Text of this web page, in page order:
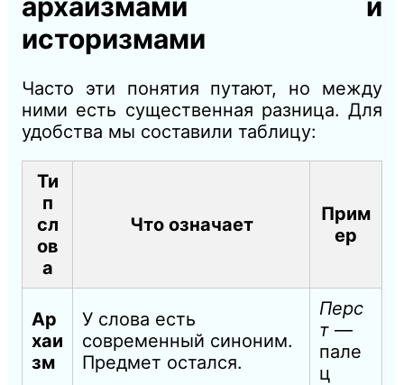
историзмами
Часто эти понятия путают, но между
ними есть существенная разница. Для
удобства мы составили таблицу:
Ти
п
сл
ов
а
Что означает
Прим
ер
Ар
хаи
зм
У слова есть
современный синоним.
Предмет остался.
Перс
т —
пале
ц